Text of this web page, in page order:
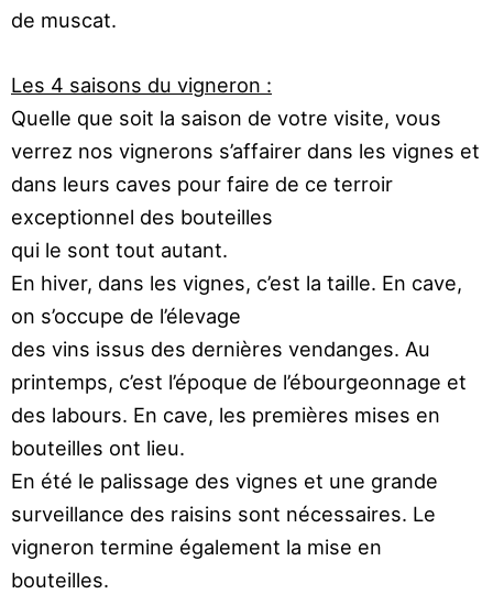
de muscat.
Les 4 saisons du vigneron :
Quelle que soit la saison de votre visite, vous
verrez nos vignerons s’affairer dans les vignes et
dans leurs caves pour faire de ce terroir
exceptionnel des bouteilles
qui le sont tout autant.
En hiver, dans les vignes, c’est la taille. En cave,
on s’occupe de l’élevage
des vins issus des dernières vendanges. Au
printemps, c’est l’époque de l’ébourgeonnage et
des labours. En cave, les premières mises en
bouteilles ont lieu.
En été le palissage des vignes et une grande
surveillance des raisins sont nécessaires. Le
vigneron termine également la mise en
bouteilles.